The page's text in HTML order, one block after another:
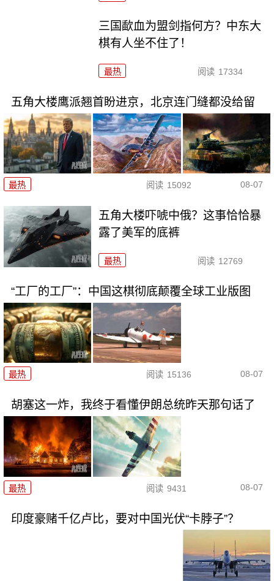
三国歃血为盟剑指何方？中东大
棋有人坐不住了！
最热 阅读 17334
五角大楼鹰派翘首盼进京，北京连门缝都没给留
最热 阅读 15092 08-07
五角大楼吓唬中俄？这事恰恰暴
露了美军的底裤
最热 阅读 12769
“工厂的工厂”：中国这棋彻底颠覆全球工业版图
最热 阅读 15136 08-07
胡塞这一炸，我终于看懂伊朗总统昨天那句话了
最热 阅读 9431 08-07
印度豪赌千亿卢比，要对中国光伏“卡脖子”？